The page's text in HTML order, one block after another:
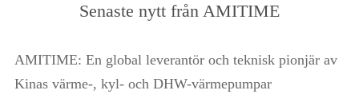
Senaste nytt från AMITIME
AMITIME: En global leverantör och teknisk pionjär av
Kinas värme-, kyl- och DHW-värmepumpar